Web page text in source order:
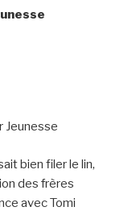
Jeunesse
bien filer le lin,
des frères
avec Tomi